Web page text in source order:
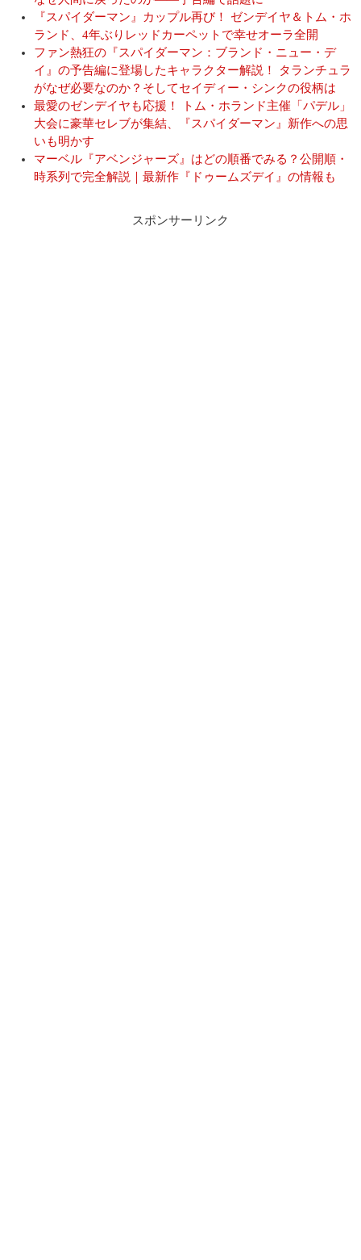
『スパイダーマン』カップル再び！ ゼンデイヤ＆トム・ホ
ランド、4年ぶりレッドカーペットで幸せオーラ全開
ファン熱狂の『スパイダーマン：ブランド・ニュー・デ
イ』の予告編に登場したキャラクター解説！ タランチュラ
がなぜ必要なのか？そしてセイディー・シンクの役柄は
最愛のゼンデイヤも応援！ トム・ホランド主催「パデル」
大会に豪華セレブが集結、『スパイダーマン』新作への思
いも明かす
マーベル『アベンジャーズ』はどの順番でみる？公開順・
時系列で完全解説｜最新作『ドゥームズデイ』の情報も
スポンサーリンク